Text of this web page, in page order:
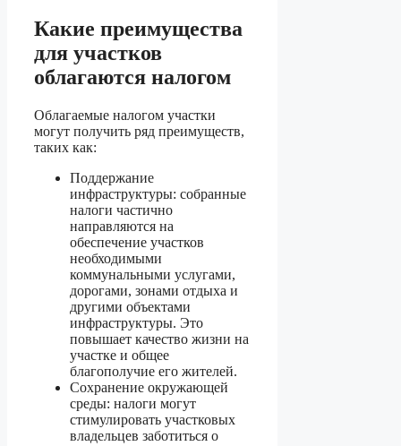
Какие преимущества
для участков
облагаются налогом
Облагаемые налогом участки
могут получить ряд преимуществ,
таких как:
Поддержание
инфраструктуры: собранные
налоги частично
направляются на
обеспечение участков
необходимыми
коммунальными услугами,
дорогами, зонами отдыха и
другими объектами
инфраструктуры. Это
повышает качество жизни на
участке и общее
благополучие его жителей.
Сохранение окружающей
среды: налоги могут
стимулировать участковых
владельцев заботиться о